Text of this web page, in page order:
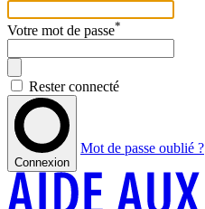
Votre mot de passe*
Rester connecté
Connexion
Mot de passe oublié ?